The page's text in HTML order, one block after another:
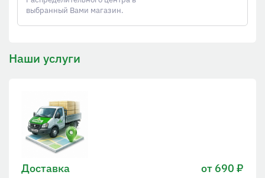
выбранный Вами магазин.
Наши услуги
Доставка от 690 ₽